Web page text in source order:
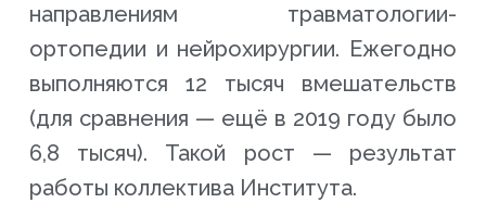
направлениям травматологии-
ортопедии и нейрохирургии. Ежегодно
выполняются 12 тысяч вмешательств
(для сравнения — ещё в 2019 году было
6,8 тысяч). Такой рост — результат
работы коллектива Института.